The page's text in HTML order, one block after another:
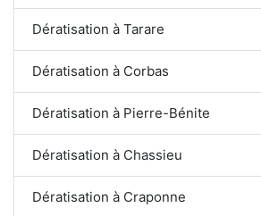
Dératisation à Tarare
Dératisation à Corbas
Dératisation à Pierre-Bénite
Dératisation à Chassieu
Dératisation à Craponne